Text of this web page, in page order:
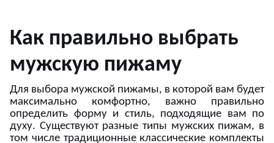
Как правильно выбрать
мужскую пижаму
Для выбора мужской пижамы, в которой вам будет
максимально комфортно, важно правильно
определить форму и стиль, подходящие вам по
духу. Существуют разные типы мужских пижам, в
том числе традиционные классические комплекты